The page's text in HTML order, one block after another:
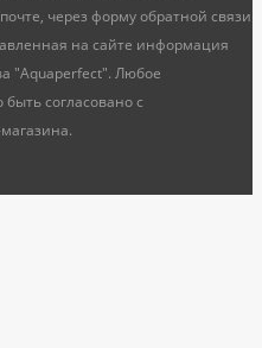
через форму обратной связи
на сайте информация
"Aquaperfect". Любое
согласовано с